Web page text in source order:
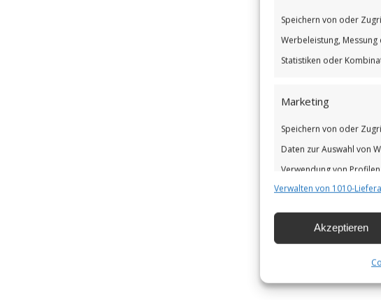
Speichern von oder
Werbeleistung,
Statistiken oder
Marketing
Speichern von oder
Daten zur Auswahl von
Verwendung von
Verbesserung der
Eigenschaften
Abgleichung und
Verwalten von 1010-
Akzeptieren